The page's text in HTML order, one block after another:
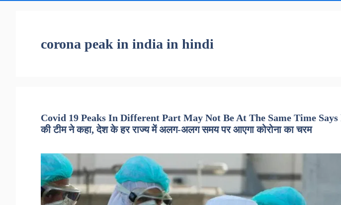
corona peak in india in hindi
Covid 19 Peaks In Different Part May Not Be At The Same Time Says
की टीम ने कहा, देश के हर राज्य में अलग-अलग समय पर आएगा कोरोना का चरम